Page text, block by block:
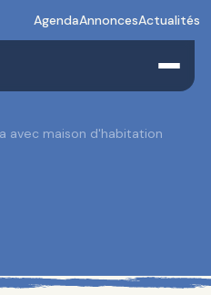
AgendaAnnoncesActualités
avec maison d'habitation